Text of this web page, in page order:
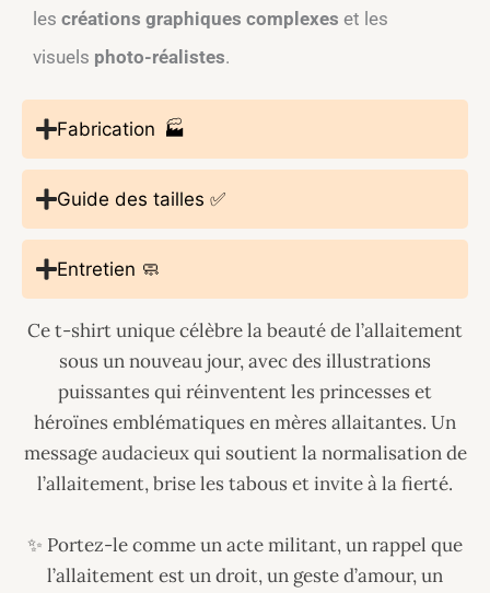
les créations graphiques complexes et les
visuels photo-réalistes.
Fabrication 🏭
Guide des tailles ✅
Entretien 🧼
Ce t-shirt unique célèbre la beauté de l’allaitement
sous un nouveau jour, avec des illustrations
puissantes qui réinventent les princesses et
héroïnes emblématiques en mères allaitantes. Un
message audacieux qui soutient la normalisation de
l’allaitement, brise les tabous et invite à la fierté.
✨ Portez-le comme un acte militant, un rappel que
l’allaitement est un droit, un geste d’amour, un